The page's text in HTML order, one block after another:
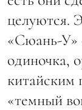
целуются.
«Сюань-У»
одиночка,
китайским
«темный